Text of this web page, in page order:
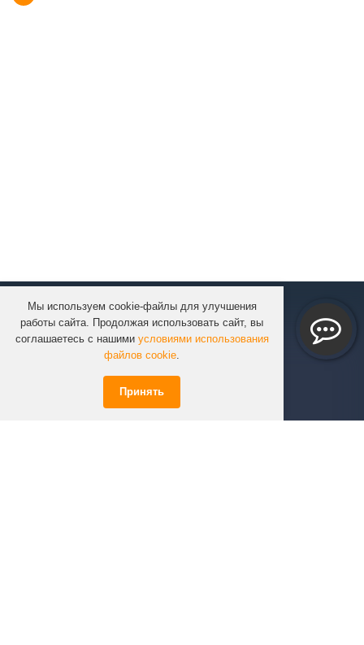
Мы используем cookie-файлы для улучшения
работы сайта. Продолжая использовать сайт, вы
соглашаетесь с нашими условиями использования
файлов cookie.
Принять
КОМПАНИЯ
КАТАЛОГ
УСЛУГИ
ИНФОРМАЦИЯ